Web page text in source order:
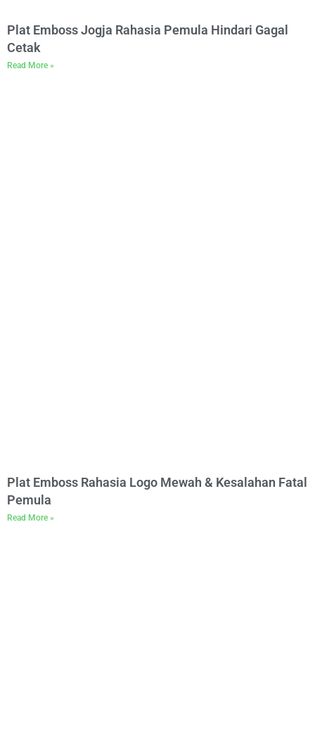
Plat Emboss Jogja Rahasia Pemula Hindari Gagal
Cetak
Read More »
Plat Emboss Rahasia Logo Mewah & Kesalahan Fatal
Pemula
Read More »